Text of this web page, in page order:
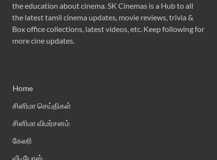
the education about cinema. SK Cinemas is a Hub to all
the latest tamil cinema updates, movie reviews, trivia &
Box office collections, latest videos, etc. Keep following for
more cine updates.
Home
சினிமா செய்திகள்
சினிமா விமர்சனம்
கேலரி
வீடியோஸ்